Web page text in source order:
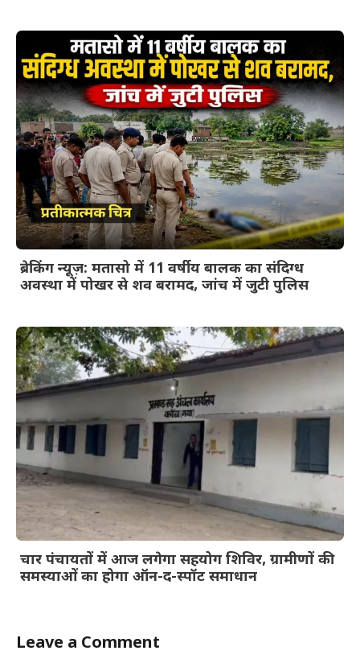
ब्रेकिंग न्यूज़: मतासो में 11 वर्षीय बालक का संदिग्ध
अवस्था में पोखर से शव बरामद, जांच में जुटी पुलिस
चार पंचायतों में आज लगेगा सहयोग शिविर, ग्रामीणों की
समस्याओं का होगा ऑन-द-स्पॉट समाधान
Leave a Comment